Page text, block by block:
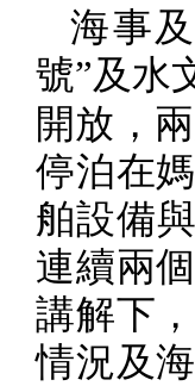
海事
號”及水
開放，
停泊在
舶設備
連續兩
講解下
情況及